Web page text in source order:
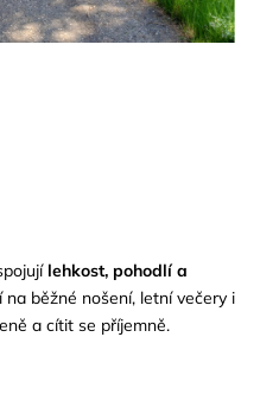
lehkost, pohodlí a
na běžné nošení, letní večery i
a cítit se příjemně.